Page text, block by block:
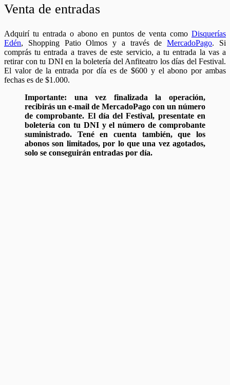
Venta de entradas
Adquirí tu entrada o abono en puntos de venta como Disquerías
Edén, Shopping Patio Olmos y a través deMercadoPago. Si
comprás tu entrada a traves de este servicio, a tu entrada la vas a
retirar con tu DNI en la boletería del Anfiteatro los días del Festival.
El valor de la entrada por día es de $600 y el abono por ambas
fechas es de $1.000.
Importante: una vez finalizada la operación,
recibirás un e-mail de MercadoPago con un número
de comprobante. El día del Festival, presentate en
boletería con tu DNI y el número de comprobante
suministrado. Tené en cuenta también, que los
abonos son limitados, por lo que una vez agotados,
solo se conseguirán entradas por día.